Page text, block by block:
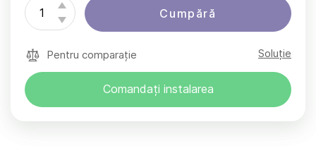
Cumpără
Pentru comparație Soluție
Comandați instalarea